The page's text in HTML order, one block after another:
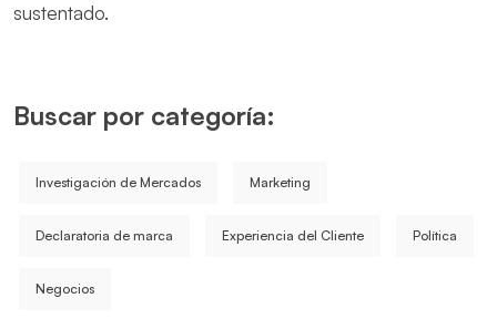
sustentado.
Buscar por categoría:
Investigación de Mercados Marketing
Declaratoria de marca Experiencia del Cliente Política
Negocios